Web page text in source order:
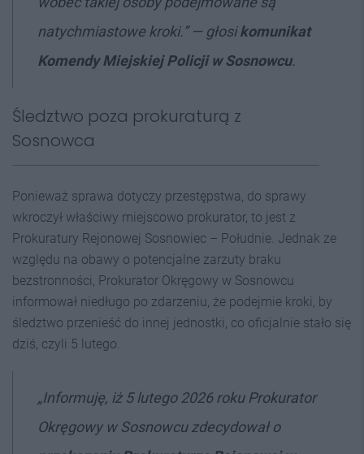
natychmiastowe kroki.” — głosikomunikat
Komendy Miejskiej Policji w Sosnowcu.
Śledztwo poza prokuraturą z
Sosnowca
Ponieważ sprawa dotyczy przestępstwa, do sprawy
wkroczył właściwy miejscowo prokurator, to jest z
Prokuratury Rejonowej Sosnowiec – Południe. Jednak ze
względu na obawy o potencjalne zarzuty braku
bezstronności, Prokurator Okręgowy w Sosnowcu
informował niedługo po zdarzeniu, że podejmie kroki, by
śledztwo przenieść do innej jednostki, co oficjalnie stało się
dziś, czyli 5 lutego.
„Informuję, iż 5 lutego 2026 roku Prokurator
Okręgowy w Sosnowcu zdecydował o